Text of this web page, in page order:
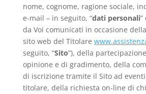
nome, cognome, ragione sociale,
e-mail – in seguito, “dati personali”
da Voi comunicati in occasione
sito web del Titolare
seguito, “Sito”), della
opinione e di gradimento, della
di iscrizione tramite il Sito ad
titolare, della richiesta on-line di